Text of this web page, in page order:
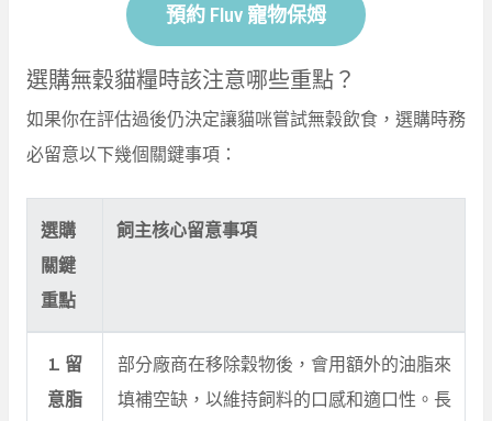
預約 Fluv 寵物保姆
選購無穀貓糧時該注意哪些重點？
如果你在評估過後仍決定讓貓咪嘗試無穀飲食，選購時務
必留意以下幾個關鍵事項：
選購
關鍵
重點
飼主核心留意事項
1. 留
意脂
部分廠商在移除穀物後，會用額外的油脂來
填補空缺，以維持飼料的口感和適口性。長